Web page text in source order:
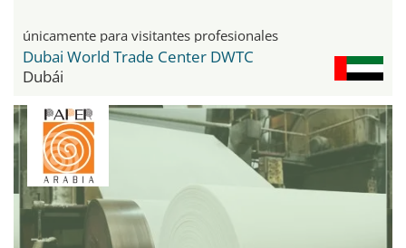
únicamente para visitantes profesionales
Dubai World Trade Center DWTC
Dubái